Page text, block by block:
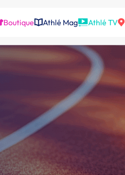
Boutique Athlé Mag Athlé TV